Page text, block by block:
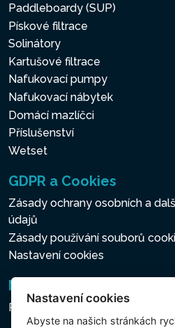
Paddleboardy (SUP)
Pískové filtrace
Solinátory
Kartušové filtrace
Nafukovací pumpy
Nafukovací nábytek
Domácí mazlíčci
Příslušenství
Wetset
GDPR a Cookies
Zásady ochrany osobních a
údajů
Zásady používání souborů
Nastavení cookies
Newsletter
Přihlášení k odběru novinek
Nastavení cookies
Abyste na našich stránkách